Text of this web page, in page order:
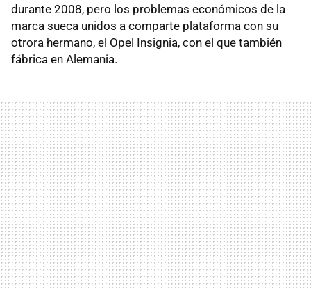
durante 2008, pero los problemas económicos de la
marca sueca unidos a comparte plataforma con su
otrora hermano, el Opel Insignia, con el que también
fábrica en Alemania.